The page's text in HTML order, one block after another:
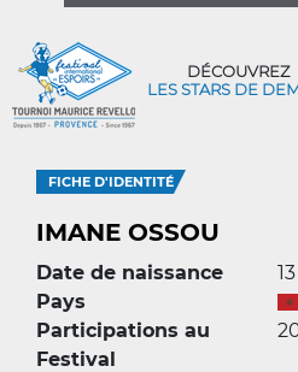
DÉCOUVREZ
LES STARS DE
FICHE D'IDENTITÉ
IMANE OSSOU
Date de naissance
Pays
Participations au
Festival